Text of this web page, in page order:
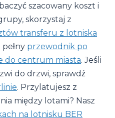
szacowany koszt i
skorzystaj z
transferu z lotniska
przewodnik po
do centrum miasta. Jeśli
do drzwi, sprawdź
. Przylatujesz z
między lotami? Nasz
na lotnisku BER